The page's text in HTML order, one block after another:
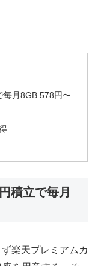
毎月8GB 578円〜
積立で毎月
楽天プレミアムカ